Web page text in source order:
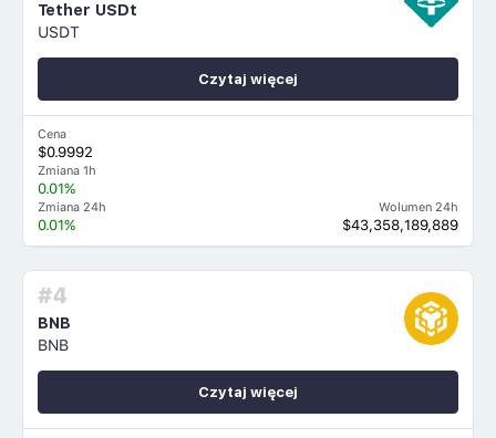
Tether USDt
USDT
Cena
$0.9992
Zmiana 1h
0.01%
Zmiana 24h
0.01%
Wolumen 24h
$43,358,189,889
Czytaj więcej
#4
BNB
BNB
Czytaj więcej